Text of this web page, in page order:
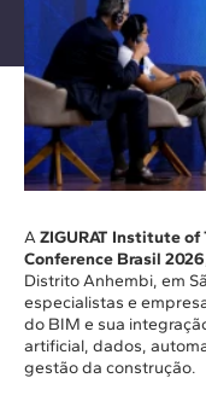
AZIGURAT Institute of
Conference Brasil 2026
Distrito Anhembi, em
especialistas e
do BIM e sua
artificial, dados,
gestão da construção.